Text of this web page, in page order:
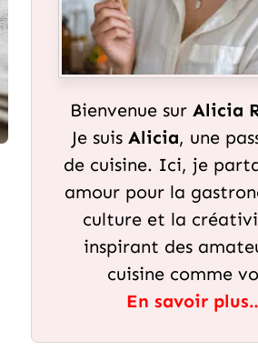
Bienvenue sur Alicia
Je suis Alicia, une
de cuisine. Ici, je
amour pour la
culture et la
inspirant des
cuisine comme
En savoir